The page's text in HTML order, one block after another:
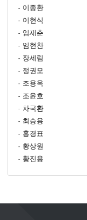
- 이종환
- 이현식
- 임재춘
- 임현찬
- 장세림
- 정권모
- 조용옥
- 조윤호
- 차국환
- 최승용
- 홍경표
- 황상원
- 황진용